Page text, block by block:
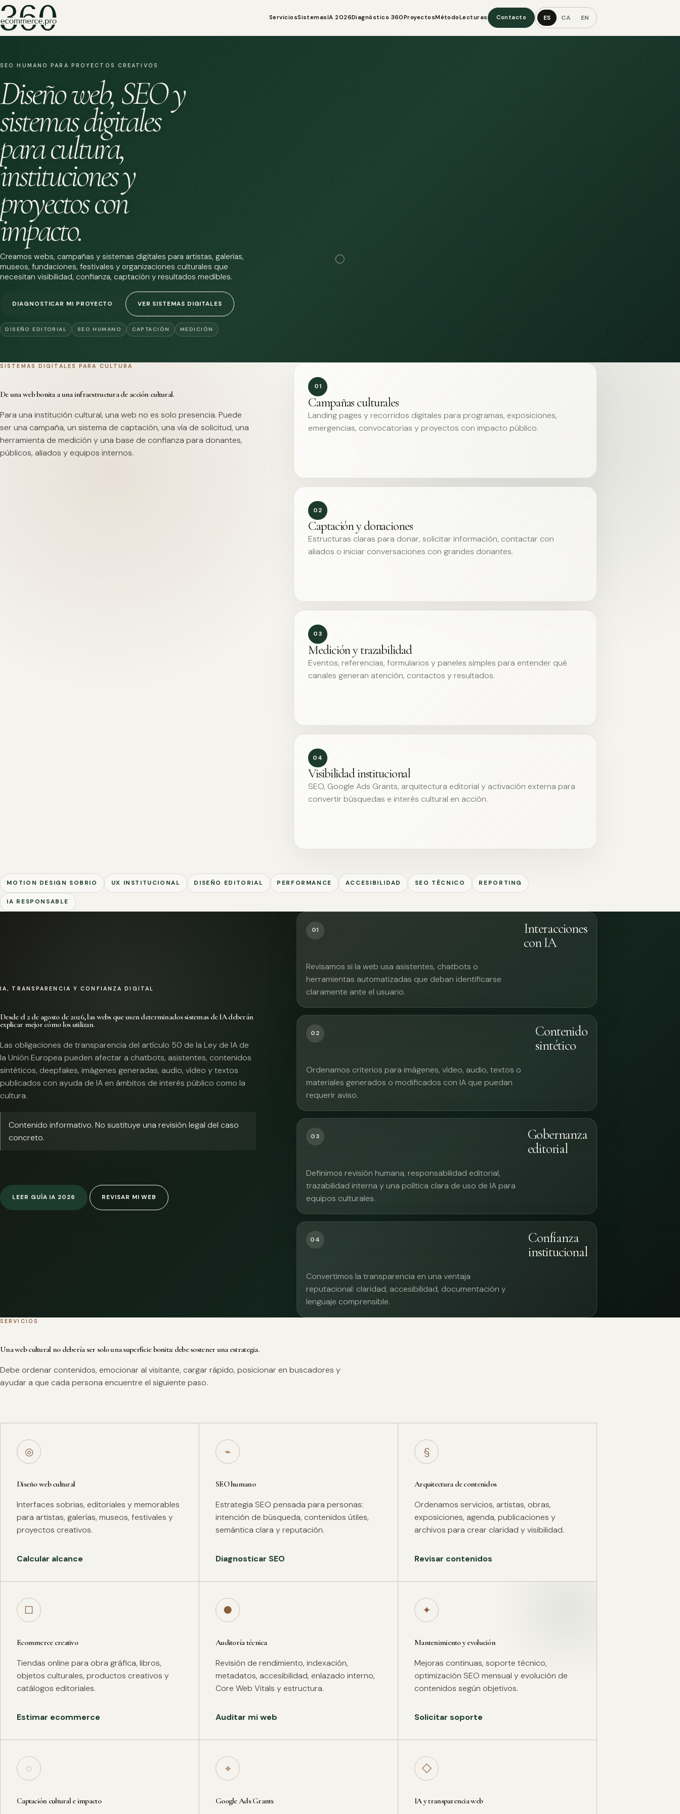
ServiciosSistemasIA 2026Diagnóstico 360ProyectosMétodoLecturas Contacto ES CA EN
SEO HUMANO PARA PROYECTOS CREATIVOS
Diseño web, SEO y
sistemas digitales
para cultura,
instituciones y
proyectos con
impacto.
Creamos webs, campañas y sistemas digitales para artistas, galerías,
museos, fundaciones, festivales y organizaciones culturales que
necesitan visibilidad, confianza, captación y resultados medibles.
DIAGNOSTICAR MI PROYECTO VER SISTEMAS DIGITALES
DISEÑO EDITORIAL SEO HUMANO CAPTACIÓN MEDICIÓN
SISTEMAS DIGITALES PARA CULTURA
De una web bonita a una infraestructura de acción cultural.
Para una institución cultural, una web no es solo presencia. Puede
ser una campaña, un sistema de captación, una vía de solicitud, una
herramienta de medición y una base de confianza para donantes,
públicos, aliados y equipos internos.
01
Campañas culturales
Landing pages y recorridos digitales para programas, exposiciones,
emergencias, convocatorias y proyectos con impacto público.
02
Captación y donaciones
Estructuras claras para donar, solicitar información, contactar con
aliados o iniciar conversaciones con grandes donantes.
03
Medición y trazabilidad
Eventos, referencias, formularios y paneles simples para entender qué
canales generan atención, contactos y resultados.
04
Visibilidad institucional
SEO, Google Ads Grants, arquitectura editorial y activación externa para
convertir búsquedas e interés cultural en acción.
MOTION DESIGN SOBRIO UX INSTITUCIONAL DISEÑO EDITORIAL PERFORMANCE ACCESIBILIDAD SEO TÉCNICO REPORTING
IA RESPONSABLE
IA, TRANSPARENCIA Y CONFIANZA DIGITAL
Desde el 2 de agosto de 2026, las webs que usen determinados sistemas de IA deberán
explicar mejor cómo los utilizan.
Las obligaciones de transparencia del artículo 50 de la Ley de IA de
la Unión Europea pueden afectar a chatbots, asistentes, contenidos
sintéticos, deepfakes, imágenes generadas, audio, vídeo y textos
publicados con ayuda de IA en ámbitos de interés público como la
cultura.
Contenido informativo. No sustituye una revisión legal del caso
concreto.
LEER GUÍA IA 2026 REVISAR MI WEB
01
Interacciones
con IA
Revisamos si la web usa asistentes, chatbots o
herramientas automatizadas que deban identificarse
claramente ante el usuario.
02
Contenido
sintético
Ordenamos criterios para imágenes, vídeo, audio, textos o
materiales generados o modificados con IA que puedan
requerir aviso.
03
Gobernanza
editorial
Definimos revisión humana, responsabilidad editorial,
trazabilidad interna y una política clara de uso de IA para
equipos culturales.
04
Confianza
institucional
Convertimos la transparencia en una ventaja
reputacional: claridad, accesibilidad, documentación y
lenguaje comprensible.
SERVICIOS
Una web cultural no debería ser solo una superficie bonita: debe sostener una estrategia.
Debe ordenar contenidos, emocionar al visitante, cargar rápido, posicionar en buscadores y
ayudar a que cada persona encuentre el siguiente paso.
◎
Diseño web cultural
Interfaces sobrias, editoriales y memorables
para artistas, galerías, museos, festivales y
proyectos creativos.
Calcular alcance
⌁
SEO humano
Estrategia SEO pensada para personas:
intención de búsqueda, contenidos útiles,
semántica clara y reputación.
Diagnosticar SEO
§
Arquitectura de contenidos
Ordenamos servicios, artistas, obras,
exposiciones, agenda, publicaciones y
archivos para crear claridad y visibilidad.
Revisar contenidos
□
Ecommerce creativo
Tiendas online para obra gráfica, libros,
objetos culturales, productos creativos y
catálogos editoriales.
Estimar ecommerce
●
Auditoría técnica
Revisión de rendimiento, indexación,
metadatos, accesibilidad, enlazado interno,
Core Web Vitals y estructura.
Auditar mi web
✦
Mantenimiento y evolución
Mejoras continuas, soporte técnico,
optimización SEO mensual y evolución de
contenidos según objetivos.
Solicitar soporte
◌
Captación cultural e impacto
⌖
Google Ads Grants
◇
IA y transparencia web